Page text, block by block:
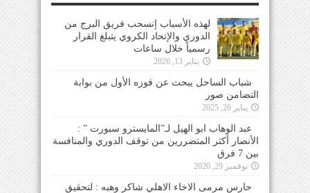
لهذه الأسباب إنسحب فريق البرج من
الدوري والإتحاد الكروي يتبلغ القرار
رسمياً خلال ساعات
يناير 13, 2026
شباب الساحل يبحث عن فوزه الأول من بوابة
التضامن صور
يناير 26, 2025
عبد الوهاب ابو الهيل لـ”المايسترو سبورت ” :
الأنصار أكثر المتضررين من توقف الدوري والمنافسة
بين 7 فرق
نوفمبر 29, 2020
حارس مرمى الاخاء الاهلي شاكر وهبه : لتحقيق